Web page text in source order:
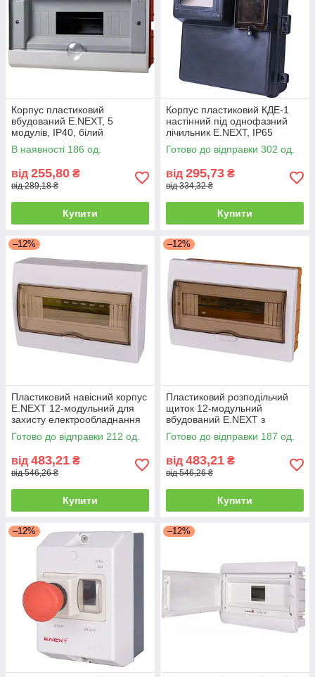
Корпус пластиковий
вбудований E.NEXT, 5
модулів, IP40, білий
В наявності 186 од.
від 255,80 ₴
від 289,18 ₴
Купити
Корпус пластиковий КДЕ-1
настінний під однофазний
лічильник E.NEXT, IP65
Готово до відправки 302 од.
від 295,73 ₴
від 334,32 ₴
Купити
–12%
Пластиковий навісний корпус
E.NEXT 12-модульний для
захисту електрообладнання
IP40
Готово до відправки 212 од.
від 483,21 ₴
від 546,26 ₴
Купити
–12%
Пластиковий розподільчий
щиток 12-модульний
вбудований E.NEXT з
захистом IP40
Готово до відправки 187 од.
від 483,21 ₴
від 546,26 ₴
Купити
–12% –12%